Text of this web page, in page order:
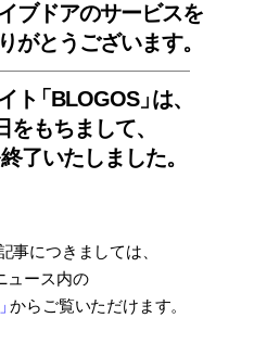
ブドアのサービスを
がとうございます。
ト「BLOGOS」は、
をもちまして、
了いたしました。
事につきましては
ュース内の
」からご覧いただけます。